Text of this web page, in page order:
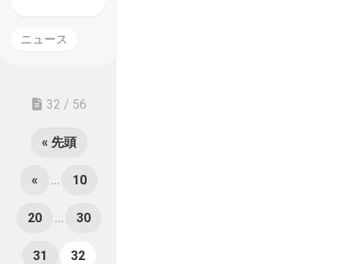
ニュース
32 / 56
« 先頭
« ... 10
20 ... 30
31 32